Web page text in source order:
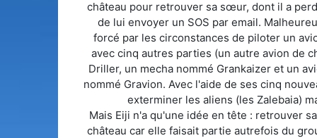
château pour retrouver sa sœur, dont il a
de lui envoyer un SOS par email.
forcé par les circonstances de piloter un
avec cinq autres parties (un autre avion de
Driller, un mecha nommé Grankaizer et un
nommé Gravion. Avec l'aide de ses cinq
exterminer les aliens (les Zalebaia)
Mais Eiji n'a qu'une idée en tête : retrouver
château car elle faisait partie autrefois du